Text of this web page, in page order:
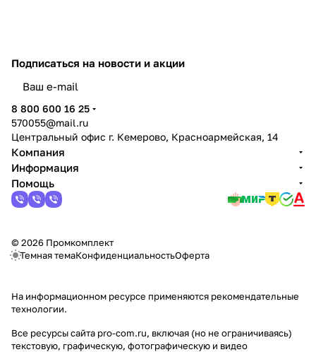
Подписаться на новости и акции
8 800 600 16 25
570055@mail.ru
Центральный офис г. Кемерово, Красноармейская, 14
Компания
Информация
Помощь
© 2026 Промкомплект
Темная темаКонфиденциальностьОферта
На информационном ресурсе применяются рекомендательные
технологии.
Все ресурсы сайта pro-com.ru, включая (но не ограничиваясь)
текстовую, графическую, фотографическую и видео